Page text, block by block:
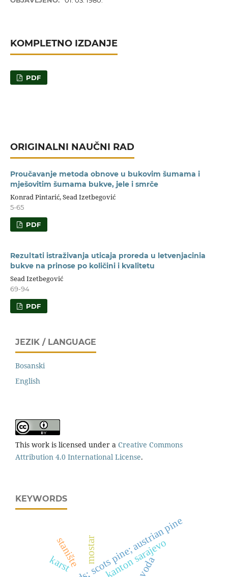
KOMPLETNO IZDANJE
PDF
ORIGINALNI NAUČNI RAD
Proučavanje metoda obnove u bukovim šumama i
mješovitim šumama bukve, jele i smrče
Konrad Pintarić, Sead Izetbegović
5-65
PDF
Rezultati istraživanja uticaja proreda u letvenjacinia
bukve na prinose po količini i kvalitetu
Sead Izetbegović
69-94
PDF
JEZIK / LANGUAGE
Bosanski
English
This work is licensed under a Creative Commons
Attribution 4.0 International License.
KEYWORDS
stanište
seed stands; scots pine; austrian pine
karst voda
mostar kanton sarajevo